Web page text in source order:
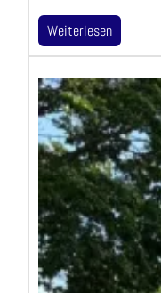
Weiterlesen